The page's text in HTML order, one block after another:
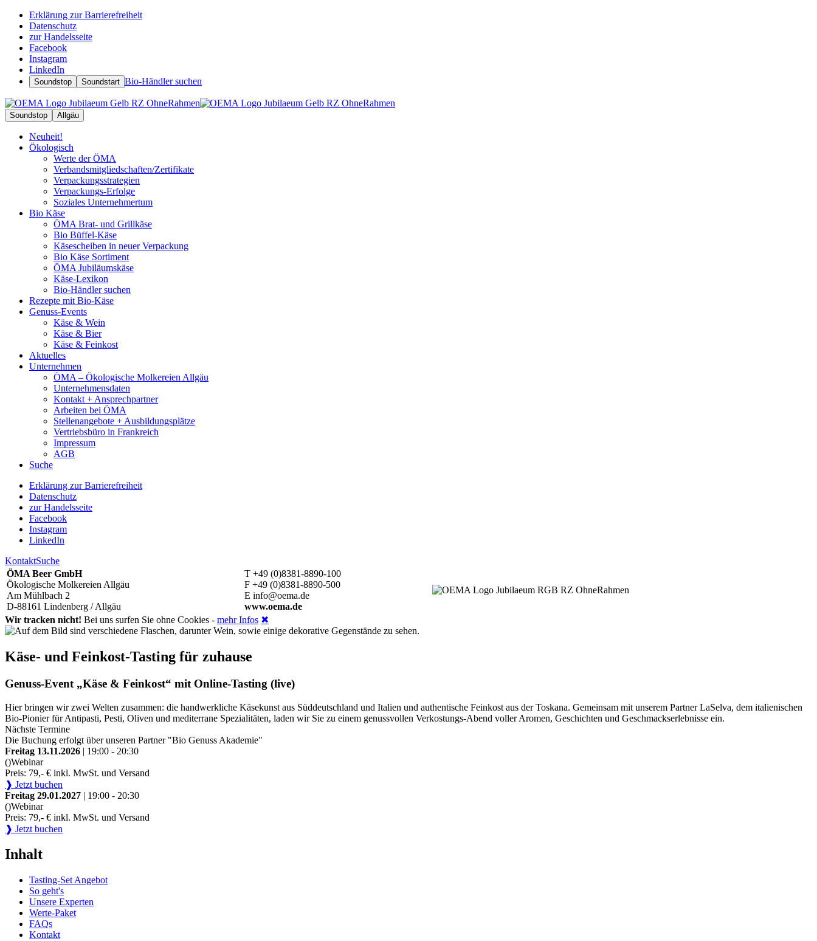
Erklärung zur Barrierefreiheit
Datenschutz
zur Handelsseite
Facebook
Instagram
LinkedIn
Soundstop Soundstart Bio-Händler suchen
Soundstop Allgäu
Neuheit!
Ökologisch
Werte der ÖMA
Verbandsmitgliedschaften/Zertifikate
Verpackungsstrategien
Verpackungs-Erfolge
Soziales Unternehmertum
Bio Käse
ÖMA Brat- und Grillkäse
Bio Büffel-Käse
Käsescheiben in neuer Verpackung
Bio Käse Sortiment
ÖMA Jubiläumskäse
Käse-Lexikon
Bio-Händler suchen
Rezepte mit Bio-Käse
Genuss-Events
Käse & Wein
Käse & Bier
Käse & Feinkost
Aktuelles
Unternehmen
ÖMA – Ökologische Molkereien Allgäu
Unternehmensdaten
Kontakt + Ansprechpartner
Arbeiten bei ÖMA
Stellenangebote + Ausbildungsplätze
Vertriebsbüro in Frankreich
Impressum
AGB
Suche
Erklärung zur Barrierefreiheit
Datenschutz
zur Handelsseite
Facebook
Instagram
LinkedIn
KontaktSuche
ÖMA Beer GmbH
Ökologische Molkereien Allgäu
Am Mühlbach 2
D-88161 Lindenberg / Allgäu
T +49 (0)8381-8890-100
F +49 (0)8381-8890-500
E info@oema.de
www.oema.de
Wir tracken nicht! Bei uns surfen Sie ohne Cookies - mehr Infos ✖
Käse- und Feinkost-Tasting für zuhause
Genuss-Event „Käse & Feinkost“ mit Online-Tasting (live)
Hier bringen wir zwei Welten zusammen: die handwerkliche Käsekunst aus Süddeutschland und Italien und authentische Feinkost aus der Toskana. Gemeinsam mit unserem Partner LaSelva, dem italienischen
Bio-Pionier für Antipasti, Pesti, Oliven und mediterrane Spezialitäten, laden wir Sie zu einem genussvollen Verkostungs-Abend voller Aromen, Geschichten und Geschmackserlebnisse ein.
Nächste Termine
Die Buchung erfolgt über unseren Partner "Bio Genuss Akademie"
Freitag 13.11.2026 | 19:00 - 20:30
()Webinar
Preis: 79,- € inkl. MwSt. und Versand
❱ Jetzt buchen
Freitag 29.01.2027 | 19:00 - 20:30
()Webinar
Preis: 79,- € inkl. MwSt. und Versand
❱ Jetzt buchen
Inhalt
Tasting-Set Angebot
So geht's
Unsere Experten
Werte-Paket
FAQs
Kontakt